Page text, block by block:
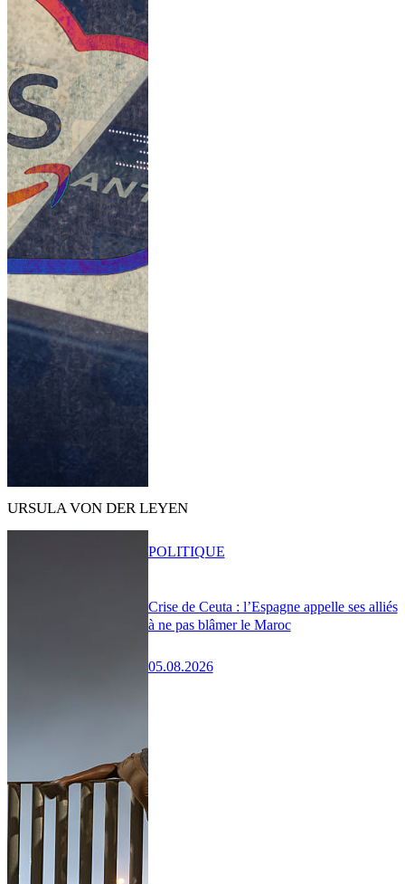
URSULA VON DER LEYEN
Crise de Ceuta : l’Espagne appelle ses alliés
à ne pas blâmer le Maroc
05.08.2026
POLITIQUE